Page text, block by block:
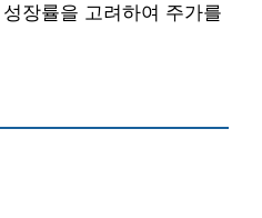
장률을 고려하여 주가를